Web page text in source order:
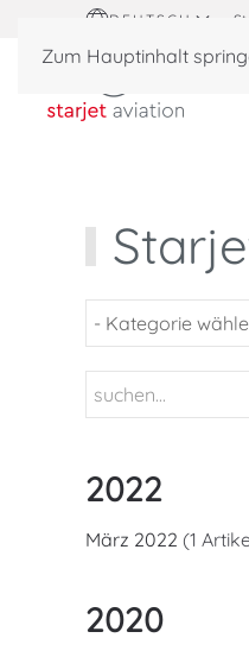
Zum Hauptinhalt
DEUTSCH
2022
März 2022 (1
2020